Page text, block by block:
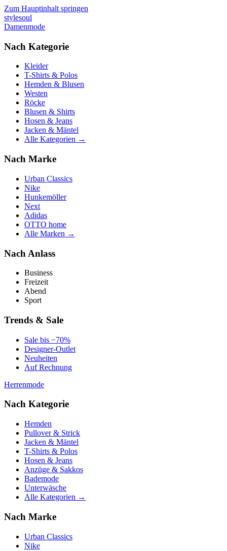
Zum Hauptinhalt springen
stylesoul
Damenmode
Nach Kategorie
Kleider
T-Shirts & Polos
Hemden & Blusen
Westen
Röcke
Blusen & Shirts
Hosen & Jeans
Jacken & Mäntel
Alle Kategorien →
Nach Marke
Urban Classics
Nike
Hunkemöller
Next
Adidas
OTTO home
Alle Marken →
Nach Anlass
Business
Freizeit
Abend
Sport
Trends & Sale
Sale bis −70%
Designer-Outlet
Neuheiten
Auf Rechnung
Herrenmode
Nach Kategorie
Hemden
Pullover & Strick
Jacken & Mäntel
T-Shirts & Polos
Hosen & Jeans
Anzüge & Sakkos
Bademode
Unterwäsche
Alle Kategorien →
Nach Marke
Urban Classics
Nike